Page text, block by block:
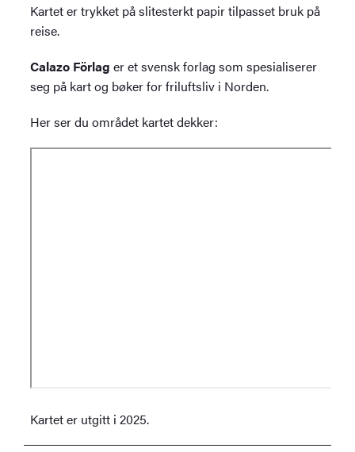
Kartet er trykket på slitesterkt papir tilpasset bruk på
reise.
Calazo Förlag er et svensk forlag som spesialiserer
seg på kart og bøker for friluftsliv i Norden.
Her ser du området kartet dekker:
Kartet er utgitt i 2025.